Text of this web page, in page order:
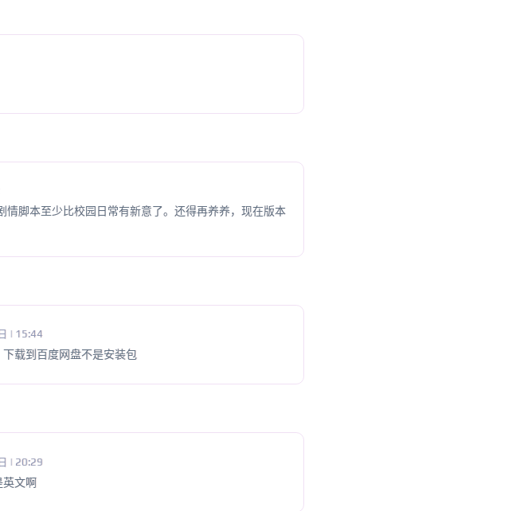
情脚本至少比校园日常有新意了。还得再养养，现在版本
| 15:44
载到百度网盘不是安装包
| 20:29
英文啊